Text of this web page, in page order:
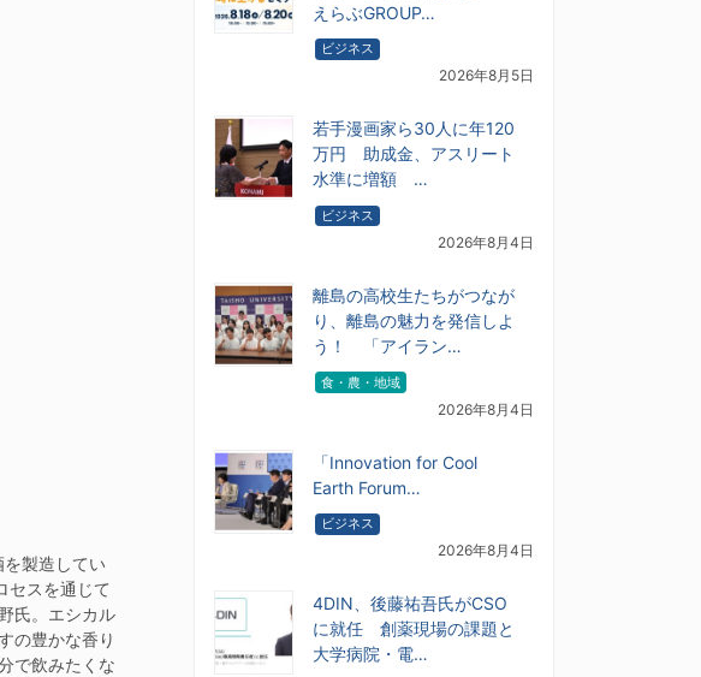
製造してい
セスを通じて
氏。エシカル
の豊かな香り
で飲みたくな
えらぶGROUP…
ビジネス
2026年8月5日
若手漫画家ら30人に年120
万円 助成金、アスリート
水準に増額 …
ビジネス
2026年8月4日
離島の高校生たちがつなが
り、離島の魅力を発信しよ
う！ 「アイラン…
食・農・地域
2026年8月4日
「Innovation for Cool
Earth Forum…
ビジネス
2026年8月4日
4DIN、後藤祐吾氏がCSO
に就任 創薬現場の課題と
大学病院・電…